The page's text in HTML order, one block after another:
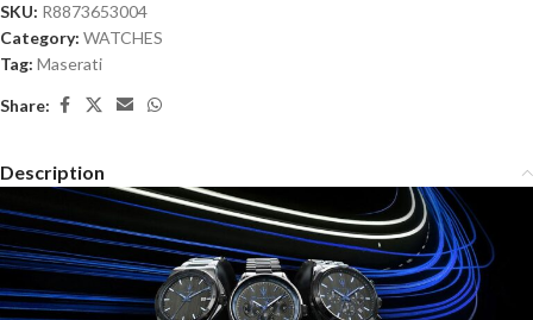
SKU: R8873653004
Category: WATCHES
Tag: Maserati
Share:
Description